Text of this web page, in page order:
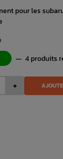
pour les
— 4 produits
+